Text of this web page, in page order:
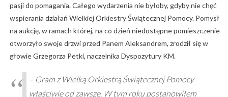
pasji do pomagania. Całego wydarzenia nie byłoby, gdyby nie chęć
wspierania działań Wielkiej Orkiestry Świątecznej Pomocy. Pomysł
na aukcję, w ramach której, na co dzień niedostępne pomieszczenie
otworzyło swoje drzwi przed Panem Aleksandrem, zrodził się w
głowie Grzegorza Petki, naczelnika Dyspozytury KM.
– Gram z Wielką Orkiestrą Świątecznej Pomocy
właściwie od zawsze. W tym roku postanowiłem